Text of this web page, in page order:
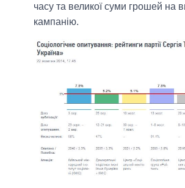
часу та великої суми грошей на
кампанію.